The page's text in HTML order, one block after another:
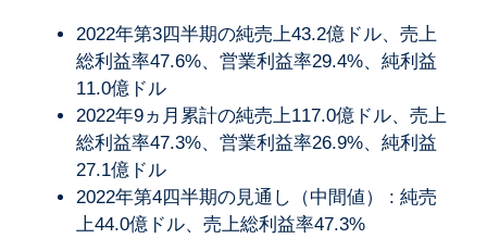
2022年第3四半期の純売上43.2億ドル、売上
総利益率47.6%、営業利益率29.4%、純利益
11.0億ドル
2022年9ヵ月累計の純売上117.0億ドル、売上
総利益率47.3%、営業利益率26.9%、純利益
27.1億ドル
2022年第4四半期の見通し（中間値） : 純売
上44.0億ドル、売上総利益率47.3%